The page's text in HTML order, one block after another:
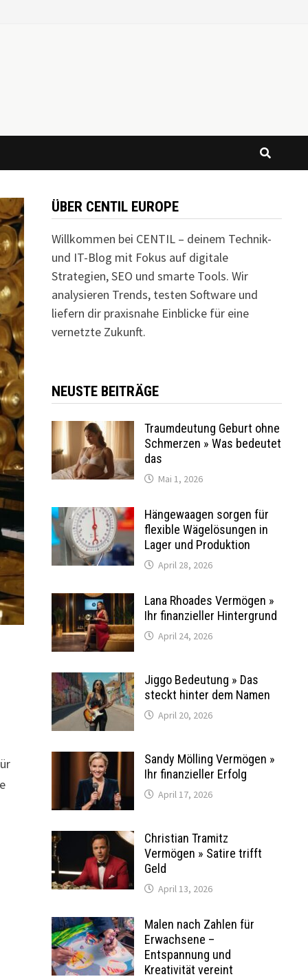
ÜBER CENTIL EUROPE
Willkommen bei CENTIL – deinem Technik-
und IT-Blog mit Fokus auf digitale
Strategien, SEO und smarte Tools. Wir
analysieren Trends, testen Software und
liefern dir praxisnahe Einblicke für eine
vernetzte Zukunft.
NEUSTE BEITRÄGE
Traumdeutung Geburt ohne
Schmerzen » Was bedeutet
das
Mai 1, 2026
Hängewaagen sorgen für
flexible Wägelösungen in
Lager und Produktion
April 28, 2026
Lana Rhoades Vermögen »
Ihr finanzieller Hintergrund
April 24, 2026
Jiggo Bedeutung » Das
steckt hinter dem Namen
April 20, 2026
Sandy Mölling Vermögen »
Ihr finanzieller Erfolg
April 17, 2026
Christian Tramitz
Vermögen » Satire trifft
Geld
April 13, 2026
Malen nach Zahlen für
Erwachsene –
Entspannung und
Kreativität vereint